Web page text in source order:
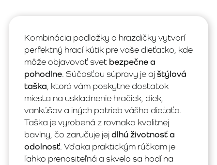
Kombinácia podložky a hrazdičky vytvorí
perfektný hrací kútik pre vaše dieťatko, kde
môže objavovať svet bezpečne a
pohodlne. Súčasťou súpravy je ajštýlová
taška, ktorá vám poskytne dostatok
miesta na uskladnenie hračiek, diek,
vankúšov a iných potrieb vášho dieťaťa.
Taška je vyrobená z rovnako kvalitnej
bavlny, čo zaručuje jejdlhú životnosť a
odolnosť. Vďaka praktickým rúčkam je
ľahko prenositeľná a skvelo sa hodí na